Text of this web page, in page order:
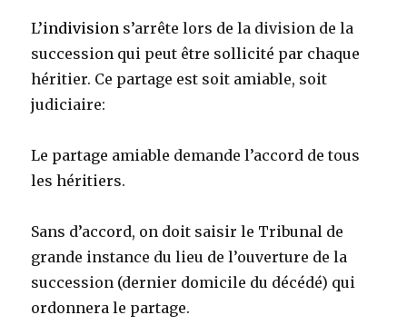
L’indivision s’arrête lors de la division de la
succession qui peut être sollicité par chaque
héritier. Ce partage est soit amiable, soit
judiciaire:
Le partage amiable demande l’accord de tous
les héritiers.
Sans d’accord, on doit saisir le Tribunal de
grande instance du lieu de l’ouverture de la
succession (dernier domicile du décédé) qui
ordonnera le partage.